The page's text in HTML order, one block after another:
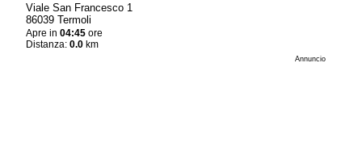
Viale San Francesco 1
86039 Termoli
Apre in04:45 ore
Distanza:0.0 km
Annuncio